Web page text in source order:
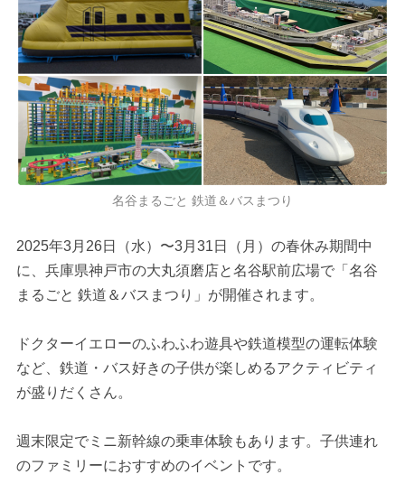
名谷まるごと 鉄道＆バスまつり
2025年3月26日（水）〜3月31日（月）の春休み期間中
に、兵庫県神戸市の大丸須磨店と名谷駅前広場で「名谷
まるごと 鉄道＆バスまつり」が開催されます。
ドクターイエローのふわふわ遊具や鉄道模型の運転体験
など、鉄道・バス好きの子供が楽しめるアクティビティ
が盛りだくさん。
週末限定でミニ新幹線の乗車体験もあります。子供連れ
のファミリーにおすすめのイベントです。